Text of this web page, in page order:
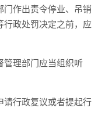
作出责令停业、吊销
行政处罚决定之前，应
理部门应当组织听
行政复议或者提起行